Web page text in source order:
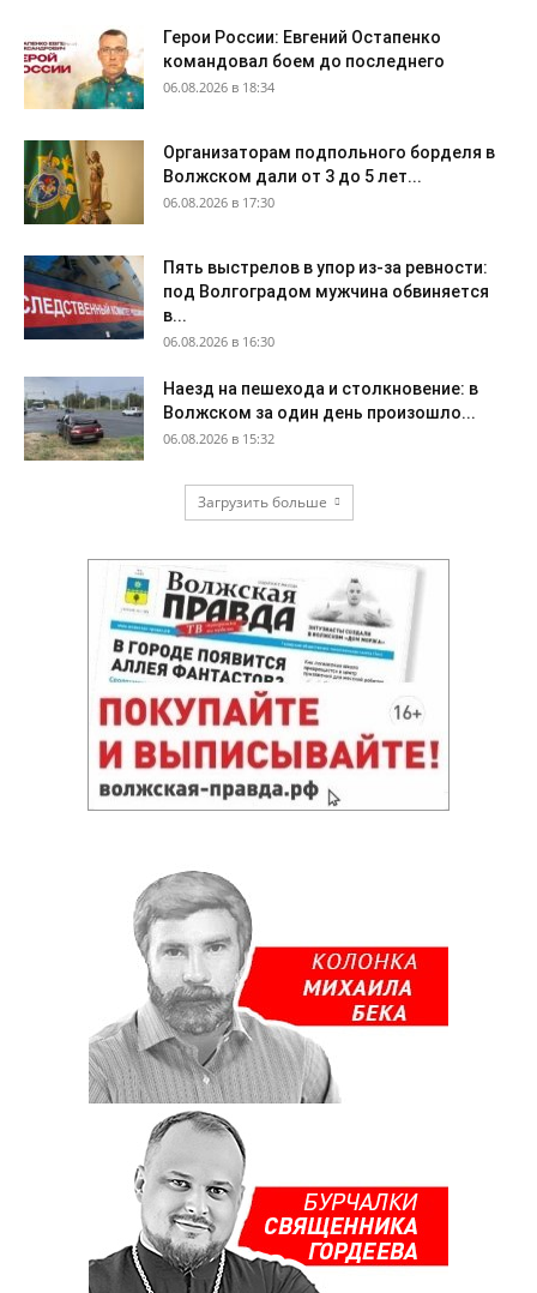
Герои России: Евгений Остапенко
командовал боем до последнего
06.08.2026 в 18:34
Организаторам подпольного борделя в
Волжском дали от 3 до 5 лет...
06.08.2026 в 17:30
Пять выстрелов в упор из-за ревности:
под Волгоградом мужчина обвиняется
в...
06.08.2026 в 16:30
Наезд на пешехода и столкновение: в
Волжском за один день произошло...
06.08.2026 в 15:32
Загрузить больше